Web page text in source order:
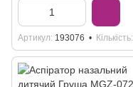
Артикул 193076 Кількість